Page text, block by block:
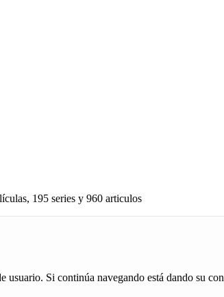
195 series y 960 articulos
Si continúa navegando está dando su